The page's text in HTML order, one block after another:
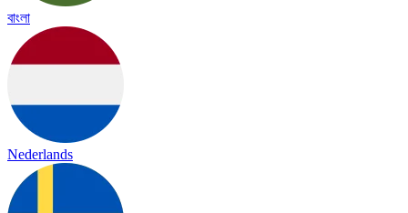
বাংলা
Nederlands